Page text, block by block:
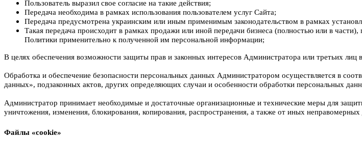
Пользователь выразил свое согласие на такие действия;
Передача необходима в рамках использования пользователем услуг Сайта;
Передача предусмотрена украинским или иным применимым законодательством в рамках
Такая передача происходит в рамках продажи или иной передачи бизнеса (полностью или в
Политики применительно к полученной им персональной информации;
В целях обеспечения возможности защиты прав и законных интересов Администратора или третьих лиц
Обработка и обеспечение безопасности персональных данных Администратором осуществляется в
данных», подзаконных актов, других определяющих случаи и особенности обработки персональных
Администратор принимает необходимые и достаточные организационные и технические меры для
уничтожения, изменения, блокирования, копирования, распространения, а также от иных неправомерных
Файлы «cookie»